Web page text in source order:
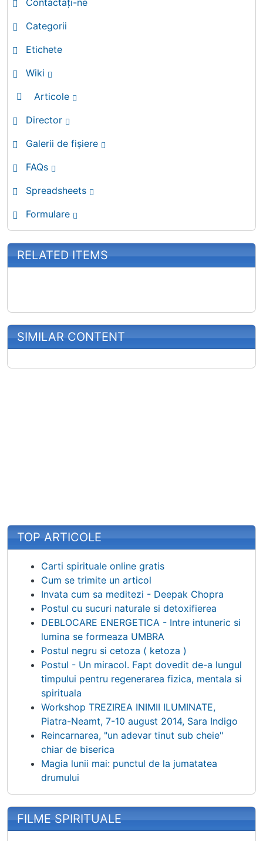
Contactați-ne
Categorii
Etichete
Wiki
Articole
Director
Galerii de fișiere
FAQs
Spreadsheets
Formulare
RELATED ITEMS
SIMILAR CONTENT
TOP ARTICOLE
Carti spirituale online gratis
Cum se trimite un articol
Invata cum sa meditezi - Deepak Chopra
Postul cu sucuri naturale si detoxifierea
DEBLOCARE ENERGETICA - Intre intuneric si
lumina se formeaza UMBRA
Postul negru si cetoza ( ketoza )
Postul - Un miracol. Fapt dovedit de-a lungul
timpului pentru regenerarea fizica, mentala si
spirituala
Workshop TREZIREA INIMII ILUMINATE,
Piatra-Neamt, 7-10 august 2014, Sara Indigo
Reincarnarea, "un adevar tinut sub cheie"
chiar de biserica
Magia lunii mai: punctul de la jumatatea
drumului
FILME SPIRITUALE